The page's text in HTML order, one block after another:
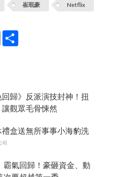
崔珉豪 Netflix
Copy
Link
歸》反派演技封神！扭
觀眾毛骨悚然
盒送無所事事小海豹洗
司
氣回歸！豪砸資金、動